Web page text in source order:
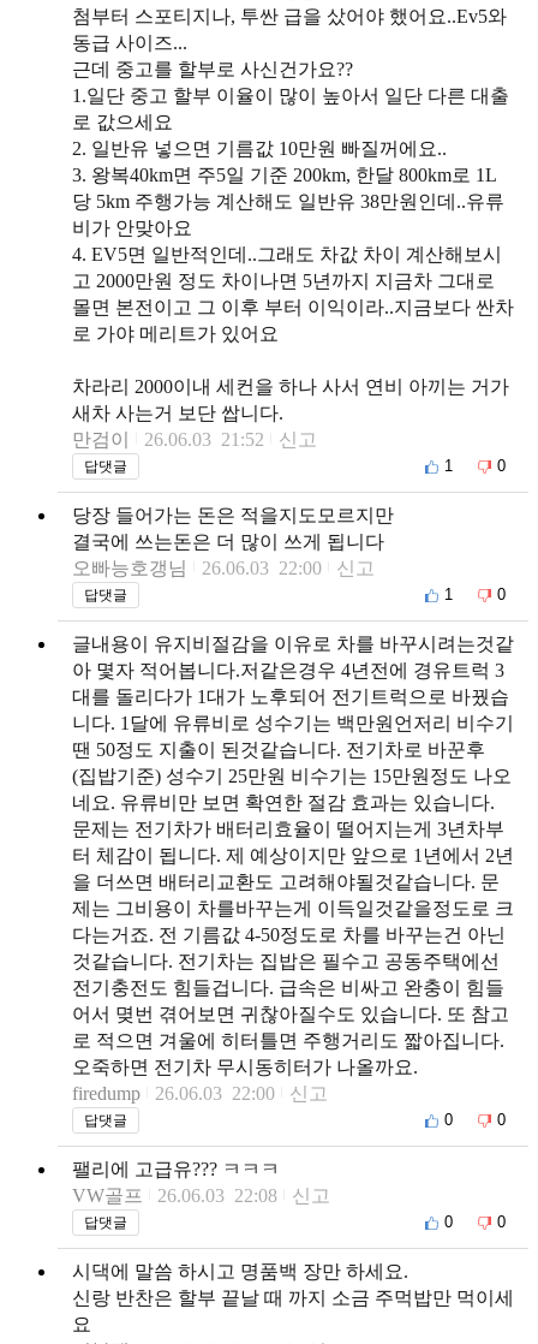
첨부터 스포티지나, 투싼 급을 샀어야 했어요..Ev5와
동급 사이즈...
근데 중고를 할부로 사신건가요??
1.일단 중고 할부 이율이 많이 높아서 일단 다른 대출
로 값으세요
2. 일반유 넣으면 기름값 10만원 빠질꺼에요..
3. 왕복40km면 주5일 기준 200km, 한달 800km로 1L
당 5km 주행가능 계산해도 일반유 38만원인데..유류
비가 안맞아요
4. EV5면 일반적인데..그래도 차값 차이 계산해보시
고 2000만원 정도 차이나면 5년까지 지금차 그대로
몰면 본전이고 그 이후 부터 이익이라..지금보다 싼차
로 가야 메리트가 있어요
차라리 2000이내 세컨을 하나 사서 연비 아끼는 거가
새차 사는거 보단 쌉니다.
만검이
26.06.03 21:52 신고
답댓글 1 0
당장 들어가는 돈은 적을지도모르지만
결국에 쓰는돈은 더 많이 쓰게 됩니다
오빠능호갱님
26.06.03 22:00 신고
답댓글 1 0
글내용이 유지비절감을 이유로 차를 바꾸시려는것같
아 몇자 적어봅니다.저같은경우 4년전에 경유트럭 3
대를 돌리다가 1대가 노후되어 전기트럭으로 바꿨습
니다. 1달에 유류비로 성수기는 백만원언저리 비수기
땐 50정도 지출이 된것같습니다. 전기차로 바꾼후
(집밥기준) 성수기 25만원 비수기는 15만원정도 나오
네요. 유류비만 보면 확연한 절감 효과는 있습니다.
문제는 전기차가 배터리효율이 떨어지는게 3년차부
터 체감이 됩니다. 제 예상이지만 앞으로 1년에서 2년
을 더쓰면 배터리교환도 고려해야될것같습니다. 문
제는 그비용이 차를바꾸는게 이득일것같을정도로 크
다는거죠. 전 기름값 4-50정도로 차를 바꾸는건 아닌
것같습니다. 전기차는 집밥은 필수고 공동주택에선
전기충전도 힘들겁니다. 급속은 비싸고 완충이 힘들
어서 몆번 겪어보면 귀찮아질수도 있습니다. 또 참고
로 적으면 겨울에 히터틀면 주행거리도 짧아집니다.
오죽하면 전기차 무시동히터가 나올까요.
firedump
26.06.03 22:00 신고
답댓글 0 0
팰리에 고급유??? ㅋㅋㅋ
VW골프
26.06.03 22:08 신고
답댓글 0 0
시댁에 말씀 하시고 명품백 장만 하세요.
신랑 반찬은 할부 끝날 때 까지 소금 주먹밥만 먹이세
요